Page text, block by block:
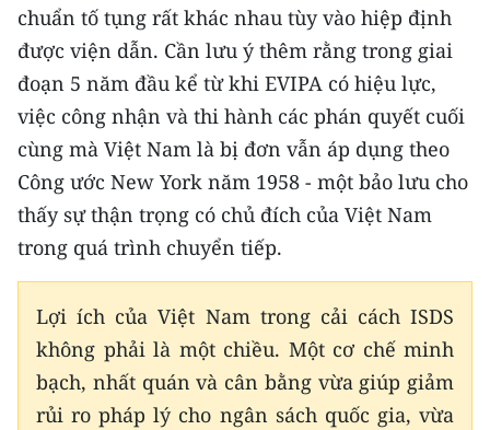
chuẩn tố tụng rất khác nhau tùy vào hiệp định
được viện dẫn. Cần lưu ý thêm rằng trong giai
đoạn 5 năm đầu kể từ khi EVIPA có hiệu lực,
việc công nhận và thi hành các phán quyết cuối
cùng mà Việt Nam là bị đơn vẫn áp dụng theo
Công ước New York năm 1958 - một bảo lưu cho
thấy sự thận trọng có chủ đích của Việt Nam
trong quá trình chuyển tiếp.
Lợi ích của Việt Nam trong cải cách ISDS
không phải là một chiều. Một cơ chế minh
bạch, nhất quán và cân bằng vừa giúp giảm
rủi ro pháp lý cho ngân sách quốc gia, vừa